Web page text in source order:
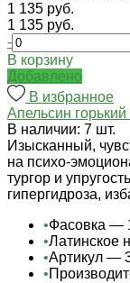
1 135 руб.
1 135 руб.
-
В корзину
Добавлено
В избранное
Апельсин
В наличии: 7 шт.
Изысканный,
на психо-
тургор и
гипергидроза,
•Фасовка —
•Латинское
•Артикул —
•